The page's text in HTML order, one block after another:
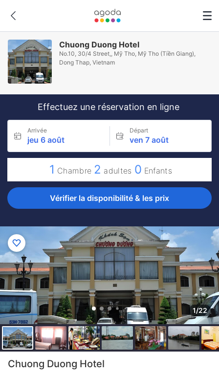
Chuong Duong Hotel
No.10, 30/4 Street,, Mỹ Tho, Mỹ Tho (Tiền Giang),
Dong Thap, Vietnam
Effectuez une réservation en ligne
Arrivée
jeu 6 août
Départ
ven 7 août
1 Chambre 2 adultes 0 Enfants
Vérifier la disponibilité & les prix
1/22
Chuong Duong Hotel